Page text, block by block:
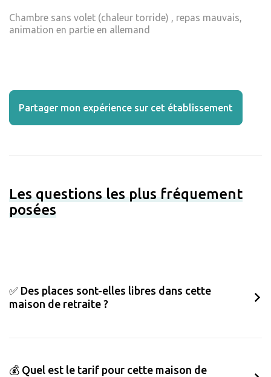
Chambre sans volet (chaleur torride) , repas mauvais,
animation en partie en allemand
Partager mon expérience sur cet établissement
Les questions les plus fréquement
posées
✅ Des places sont-elles libres dans cette
maison de retraite ?
💰 Quel est le tarif pour cette maison de